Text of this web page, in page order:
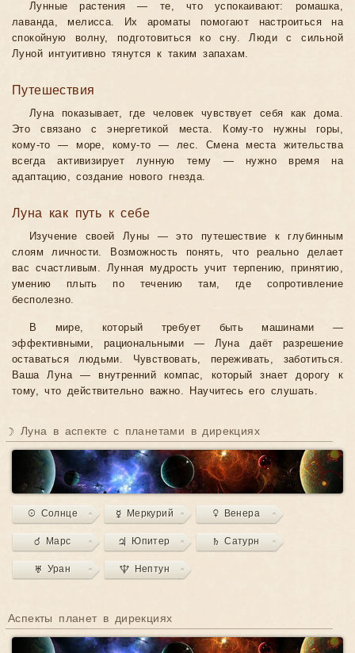
Лунные растения — те, что успокаивают: ромашка,
лаванда, мелисса. Их ароматы помогают настроиться на
спокойную волну, подготовиться ко сну. Люди с сильной
Луной интуитивно тянутся к таким запахам.
Путешествия
Луна показывает, где человек чувствует себя как дома.
Это связано с энергетикой места. Кому-то нужны горы,
кому-то — море, кому-то — лес. Смена места жительства
всегда активизирует лунную тему — нужно время на
адаптацию, создание нового гнезда.
Луна как путь к себе
Изучение своей Луны — это путешествие к глубинным
слоям личности. Возможность понять, что реально делает
вас счастливым. Лунная мудрость учит терпению, принятию,
умению плыть по течению там, где сопротивление
бесполезно.
В мире, который требует быть машинами —
эффективными, рациональными — Луна даёт разрешение
оставаться людьми. Чувствовать, переживать, заботиться.
Ваша Луна — внутренний компас, который знает дорогу к
тому, что действительно важно. Научитесь его слушать.
☽ Луна в аспекте с планетами в дирекциях
☉ Солнце ☿ Меркурий ♀ Венера
♂ Марс ♃ Юпитер ♄ Сатурн
♅ Уран ♆ Нептун
Аспекты планет в дирекциях